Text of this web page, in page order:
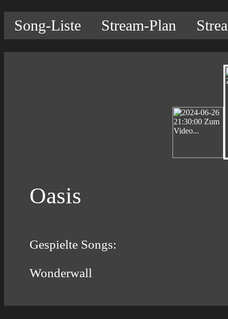
Song-Liste Stream-Plan
Oasis
Gespielte Songs:
Wonderwall